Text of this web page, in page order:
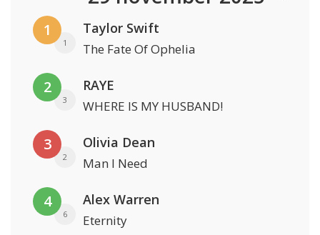
1
1
Taylor Swift
The Fate Of Ophelia
2
3
RAYE
WHERE IS MY HUSBAND!
3
2
Olivia Dean
Man I Need
4
6
Alex Warren
Eternity